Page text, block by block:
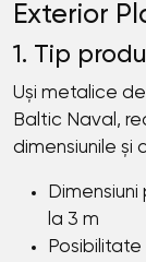
Exterior
1. Tip
Uși metalice
Baltic Naval,
dimensiunile și
la 3 m